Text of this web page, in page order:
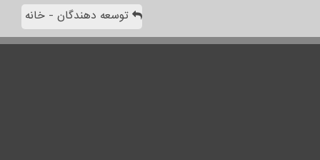
توسعه دهندگان - خانه